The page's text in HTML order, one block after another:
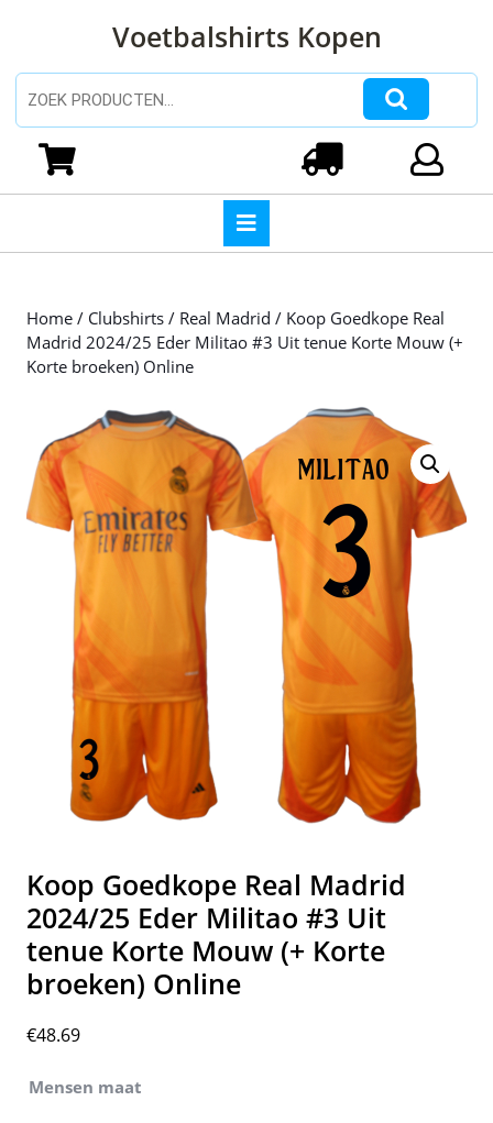
inhoud
Voetbalshirts Kopen
Zoeken naar:
Home / Clubshirts / Real Madrid / Koop Goedkope Real
Madrid 2024/25 Eder Militao #3 Uit tenue Korte Mouw (+
Korte broeken) Online
Koop Goedkope Real Madrid
2024/25 Eder Militao #3 Uit
tenue Korte Mouw (+ Korte
broeken) Online
€48.69
Mensen maat